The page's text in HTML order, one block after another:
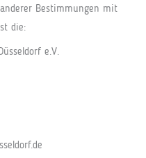
Bestimmungen mit
die:
e.V.